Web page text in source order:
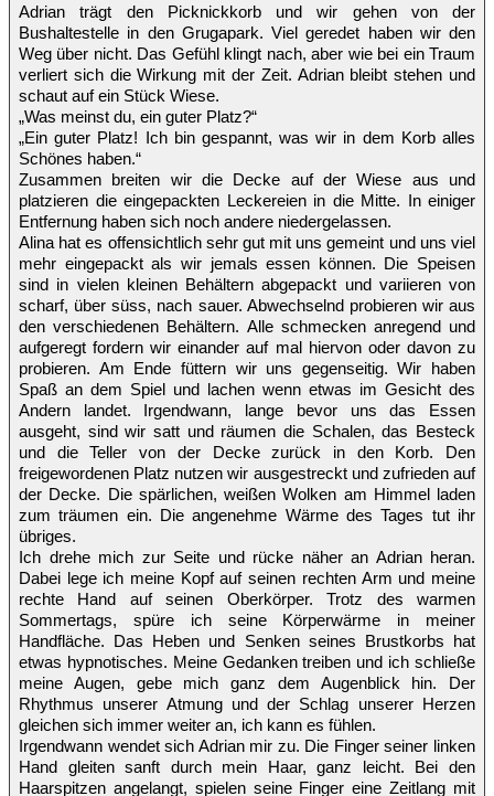
Adrian trägt den Picknickkorb und wir gehen von der
Bushaltestelle in den Grugapark. Viel geredet haben wir den
Weg über nicht. Das Gefühl klingt nach, aber wie bei ein Traum
verliert sich die Wirkung mit der Zeit. Adrian bleibt stehen und
schaut auf ein Stück Wiese.
„Was meinst du, ein guter Platz?“
„Ein guter Platz! Ich bin gespannt, was wir in dem Korb alles
Schönes haben.“
Zusammen breiten wir die Decke auf der Wiese aus und
platzieren die eingepackten Leckereien in die Mitte. In einiger
Entfernung haben sich noch andere niedergelassen.
Alina hat es offensichtlich sehr gut mit uns gemeint und uns viel
mehr eingepackt als wir jemals essen können. Die Speisen
sind in vielen kleinen Behältern abgepackt und variieren von
scharf, über süss, nach sauer. Abwechselnd probieren wir aus
den verschiedenen Behältern. Alle schmecken anregend und
aufgeregt fordern wir einander auf mal hiervon oder davon zu
probieren. Am Ende füttern wir uns gegenseitig. Wir haben
Spaß an dem Spiel und lachen wenn etwas im Gesicht des
Andern landet. Irgendwann, lange bevor uns das Essen
ausgeht, sind wir satt und räumen die Schalen, das Besteck
und die Teller von der Decke zurück in den Korb. Den
freigewordenen Platz nutzen wir ausgestreckt und zufrieden auf
der Decke. Die spärlichen, weißen Wolken am Himmel laden
zum träumen ein. Die angenehme Wärme des Tages tut ihr
übriges.
Ich drehe mich zur Seite und rücke näher an Adrian heran.
Dabei lege ich meine Kopf auf seinen rechten Arm und meine
rechte Hand auf seinen Oberkörper. Trotz des warmen
Sommertags, spüre ich seine Körperwärme in meiner
Handfläche. Das Heben und Senken seines Brustkorbs hat
etwas hypnotisches. Meine Gedanken treiben und ich schließe
meine Augen, gebe mich ganz dem Augenblick hin. Der
Rhythmus unserer Atmung und der Schlag unserer Herzen
gleichen sich immer weiter an, ich kann es fühlen.
Irgendwann wendet sich Adrian mir zu. Die Finger seiner linken
Hand gleiten sanft durch mein Haar, ganz leicht. Bei den
Haarspitzen angelangt, spielen seine Finger eine Zeitlang mit